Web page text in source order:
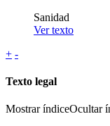
Sanidad
Ver texto
+ -
Texto legal
Mostrar índiceOcultar